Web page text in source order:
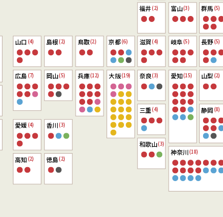
神奈川(18)
群馬(5)
長野(5)
山梨 (2)
静岡(8)
富山(3)
岐阜(5)
愛知(15)
福井(2)
滋賀(4)
奈良(3)
三重(4)
和歌山(3)
京都(6)
大阪(19)
兵庫(12)
鳥取(2)
島根(2)
岡山(5)
香川(3)
徳島(2)
高知(2)
山口 (4)
広島(7)
愛媛(4)